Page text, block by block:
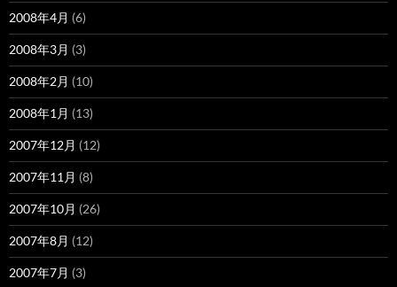
2008年4月 (6)
2008年3月 (3)
2008年2月 (10)
2008年1月 (13)
2007年12月 (12)
2007年11月 (8)
2007年10月 (26)
2007年8月 (12)
2007年7月 (3)